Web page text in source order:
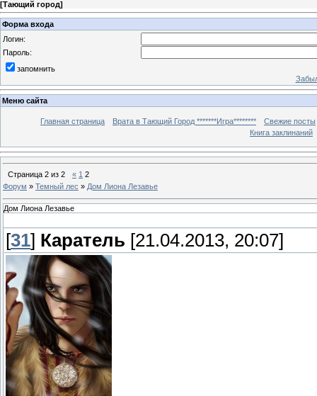
[Тающий город]
Форма входа
Логин:
Пароль:
запомнить
Меню сайта
Главная страница Врата в Тающий Город *******Игра********
Свежие посты
Книга заклинаний
Страница 2 из 2 « 1 2
Форум » Темный лес » Дом Лиона Лезавье
Дом Лиона Лезавье
[31] Каратель [21.04.2013, 20:07]